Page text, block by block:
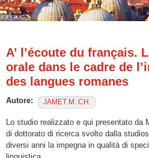
A’ l’écoute du français.
orale dans le cadre de
des langues romanes
Autore: JAMET M. CH.
Lo studio realizzato e qui presentato da
di dottorato di ricerca svolto dalla
diversi anni la impegna in qualità di